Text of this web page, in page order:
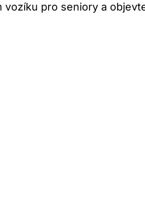
pro seniory a